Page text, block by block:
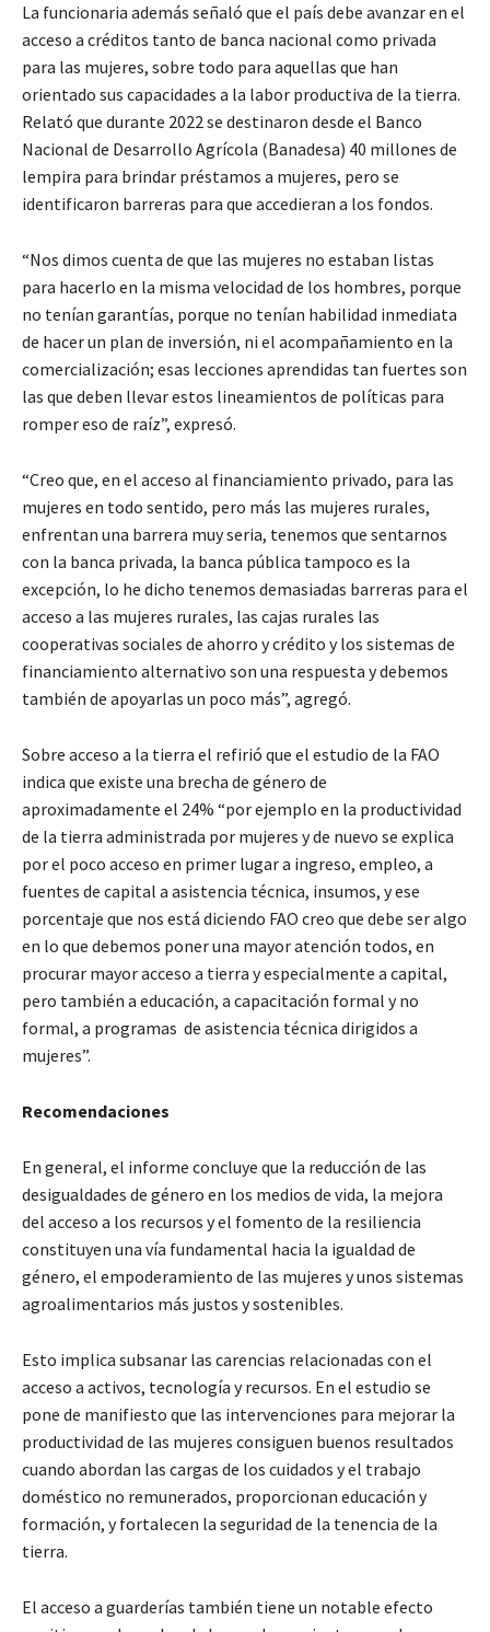
La funcionaria además señaló que el país debe avanzar en el
acceso a créditos tanto de banca nacional como privada
para las mujeres, sobre todo para aquellas que han
orientado sus capacidades a la labor productiva de la tierra.
Relató que durante 2022 se destinaron desde el Banco
Nacional de Desarrollo Agrícola (Banadesa) 40 millones de
lempira para brindar préstamos a mujeres, pero se
identificaron barreras para que accedieran a los fondos.
“Nos dimos cuenta de que las mujeres no estaban listas
para hacerlo en la misma velocidad de los hombres, porque
no tenían garantías, porque no tenían habilidad inmediata
de hacer un plan de inversión, ni el acompañamiento en la
comercialización; esas lecciones aprendidas tan fuertes son
las que deben llevar estos lineamientos de políticas para
romper eso de raíz”, expresó.
“Creo que, en el acceso al financiamiento privado, para las
mujeres en todo sentido, pero más las mujeres rurales,
enfrentan una barrera muy seria, tenemos que sentarnos
con la banca privada, la banca pública tampoco es la
excepción, lo he dicho tenemos demasiadas barreras para el
acceso a las mujeres rurales, las cajas rurales las
cooperativas sociales de ahorro y crédito y los sistemas de
financiamiento alternativo son una respuesta y debemos
también de apoyarlas un poco más”, agregó.
Sobre acceso a la tierra el refirió que el estudio de la FAO
indica que existe una brecha de género de
aproximadamente el 24% “por ejemplo en la productividad
de la tierra administrada por mujeres y de nuevo se explica
por el poco acceso en primer lugar a ingreso, empleo, a
fuentes de capital a asistencia técnica, insumos, y ese
porcentaje que nos está diciendo FAO creo que debe ser algo
en lo que debemos poner una mayor atención todos, en
procurar mayor acceso a tierra y especialmente a capital,
pero también a educación, a capacitación formal y no
formal, a programas de asistencia técnica dirigidos a
mujeres”.
Recomendaciones
En general, el informe concluye que la reducción de las
desigualdades de género en los medios de vida, la mejora
del acceso a los recursos y el fomento de la resiliencia
constituyen una vía fundamental hacia la igualdad de
género, el empoderamiento de las mujeres y unos sistemas
agroalimentarios más justos y sostenibles.
Esto implica subsanar las carencias relacionadas con el
acceso a activos, tecnología y recursos. En el estudio se
pone de manifiesto que las intervenciones para mejorar la
productividad de las mujeres consiguen buenos resultados
cuando abordan las cargas de los cuidados y el trabajo
doméstico no remunerados, proporcionan educación y
formación, y fortalecen la seguridad de la tenencia de la
tierra.
El acceso a guarderías también tiene un notable efecto